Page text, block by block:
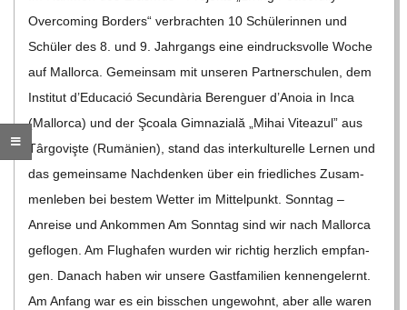
L
D
S
C
H
M
Over­co­ming Bor­ders“ ver­brach­ten 10 Schü­le­rin­nen und
Schü­ler des 8. und 9. Jahr­gangs eine ein­drucks­volle Woche
auf Mal­lorca. Gemein­sam mit unse­ren Part­ner­schu­len, dem
Insti­tut d’E­du­ca­ció Secun­dària Beren­guer d’A­noia in Inca
(Mal­lorca) und der Şcoala Gim­na­zi­ală „Mihai Vitea­zul” aus
Târ­go­vişte (Rumä­nien), stand das inter­kul­tu­relle Ler­nen und
das gemein­same Nach­den­ken über ein fried­li­ches Zusam­
men­le­ben bei bes­tem Wet­ter im Mit­tel­punkt. Sonn­tag –
Anreise und Ankom­men Am Sonn­tag sind wir nach Mal­lorca
geflo­gen. Am Flug­ha­fen wur­den wir rich­tig herz­lich emp­fan­
gen. Danach haben wir unsere Gast­fa­mi­lien ken­nen­ge­lernt.
Am Anfang war es ein biss­chen unge­wohnt, aber alle waren